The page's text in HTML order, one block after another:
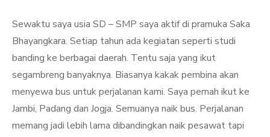
Sewaktu saya usia SD – SMP saya aktif di pramuka Saka
Bhayangkara. Setiap tahun ada kegiatan seperti studi
banding ke berbagai daerah. Tentu saja yang ikut
segambreng banyaknya. Biasanya kakak pembina akan
menyewa bus untuk perjalanan kami. Saya pernah ikut ke
Jambi, Padang dan Jogja. Semuanya naik bus. Perjalanan
memang jadi lebih lama dibandingkan naik pesawat tapi